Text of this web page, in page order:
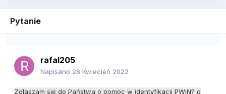
Pytanie
rafal205
Napisano 28 Kwiecień 2022
Zgłaszam się do Państwa o pomoc w identyfikacji PWiN? o